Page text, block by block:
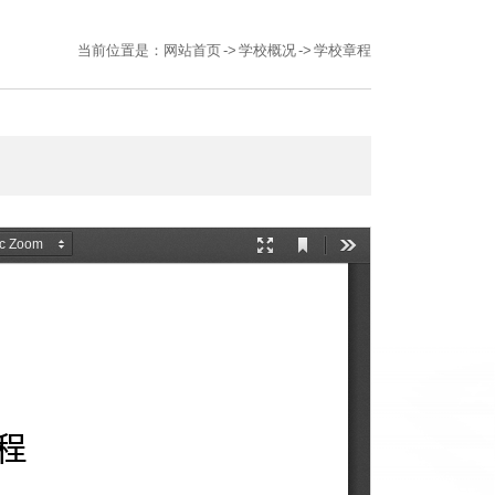
当前位置是： 网站首页-> 学校概况-> 学校章程